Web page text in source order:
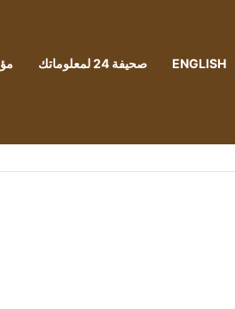
ENGLISH صحيفة 24 لمعلوماتك